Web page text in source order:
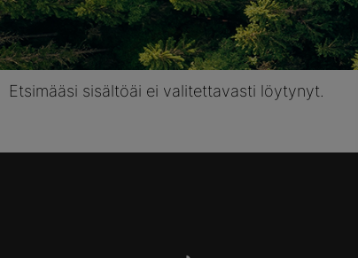
Etsimääsi sisältöäi ei valitettavasti löytynyt.